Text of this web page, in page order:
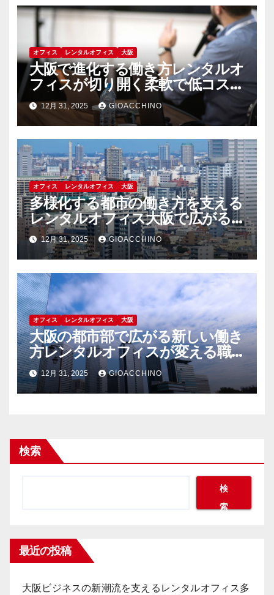
オフィス レンタルオフィス 大阪
大阪で進化する働き方レンタルオ
フィスが切り開く柔軟で低コスト
な新時代
12月 31, 2025 GIOACCHINO
オフィス レンタルオフィス 大阪
多様化する都市の働き方を支える
レンタルオフィス大阪で広がる
自由な職場選択
12月 31, 2025 GIOACCHINO
オフィス レンタルオフィス 大阪
大阪の都市部で広がる新しい働き
方レンタルオフィスが変える職
場環境の未来
12月 31, 2025 GIOACCHINO
検索
検
索
最近の投稿
大阪ビジネスの新潮流を支えるレンタルオフィス多